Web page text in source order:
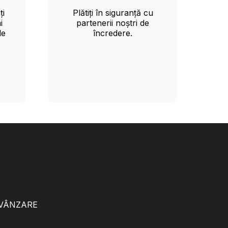
Plătiți în siguranță cu
partenerii noștri de
încredere.